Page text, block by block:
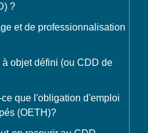
?
et de professionnalisation
objet défini (ou CDD de
que l'obligation d'emploi
(OETH)?